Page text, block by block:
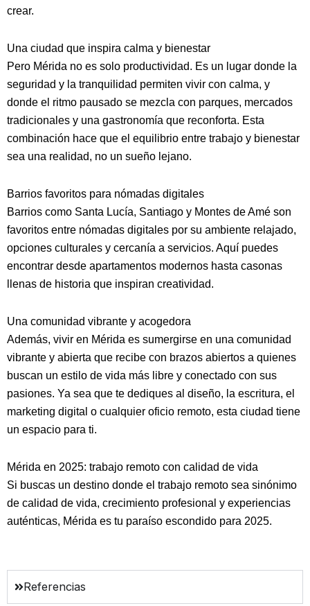
crear.
Una ciudad que inspira calma y bienestar
Pero Mérida no es solo productividad. Es un lugar donde la
seguridad y la tranquilidad permiten vivir con calma, y
donde el ritmo pausado se mezcla con parques, mercados
tradicionales y una gastronomía que reconforta. Esta
combinación hace que el equilibrio entre trabajo y bienestar
sea una realidad, no un sueño lejano.
Barrios favoritos para nómadas digitales
Barrios como Santa Lucía, Santiago y Montes de Amé son
favoritos entre nómadas digitales por su ambiente relajado,
opciones culturales y cercanía a servicios. Aquí puedes
encontrar desde apartamentos modernos hasta casonas
llenas de historia que inspiran creatividad.
Una comunidad vibrante y acogedora
Además, vivir en Mérida es sumergirse en una comunidad
vibrante y abierta que recibe con brazos abiertos a quienes
buscan un estilo de vida más libre y conectado con sus
pasiones. Ya sea que te dediques al diseño, la escritura, el
marketing digital o cualquier oficio remoto, esta ciudad tiene
un espacio para ti.
Mérida en 2025: trabajo remoto con calidad de vida
Si buscas un destino donde el trabajo remoto sea sinónimo
de calidad de vida, crecimiento profesional y experiencias
auténticas, Mérida es tu paraíso escondido para 2025.
Referencias